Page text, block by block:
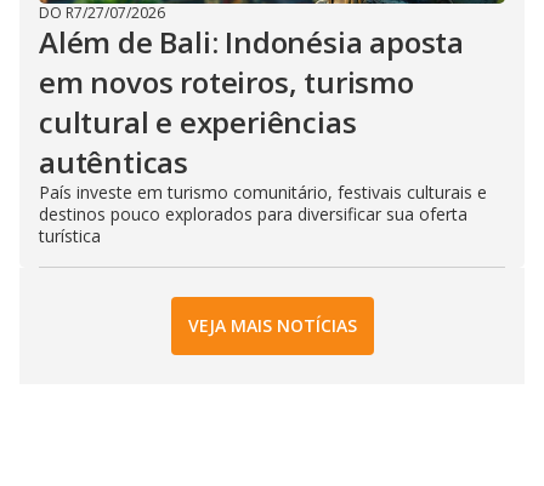
DO R7/27/07/2026
Além de Bali: Indonésia aposta
em novos roteiros, turismo
cultural e experiências
autênticas
País investe em turismo comunitário, festivais culturais e
destinos pouco explorados para diversificar sua oferta
turística
VEJA MAIS NOTÍCIAS